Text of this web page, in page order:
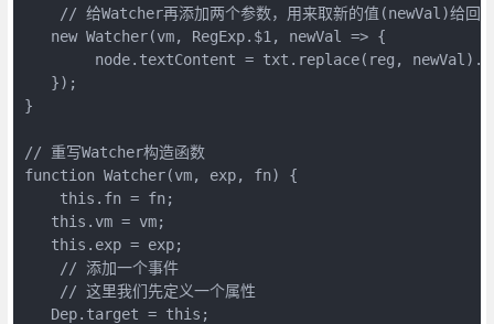
// 给Watcher再添加两个参数，用来取新的值(newVal)给回
   new Watcher(vm, RegExp.$1, newVal => {
node.textContent = txt.replace(reg,
   });
}
// 重写Watcher构造函数
function Watcher(vm, exp, fn) {
    this.fn = fn;
   this.vm = vm;
   this.exp = exp;
    // 添加一个事件
    // 这里我们先定义一个属性
   Dep.target = this;